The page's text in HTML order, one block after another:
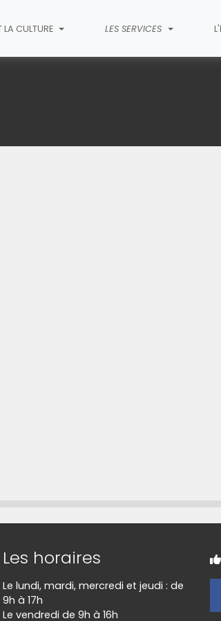
LA CULTURE LES SERVICES
à cette carte sur
Les horaires
Le lundi, mardi, mercredi et jeudi : de
9h à 17h
Le vendredi de 9h à 16h